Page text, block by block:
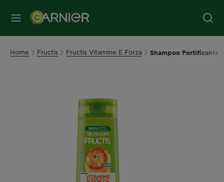
MENU
Home Fructis Fructis Vitamine E Forza Shampoo Fortificante